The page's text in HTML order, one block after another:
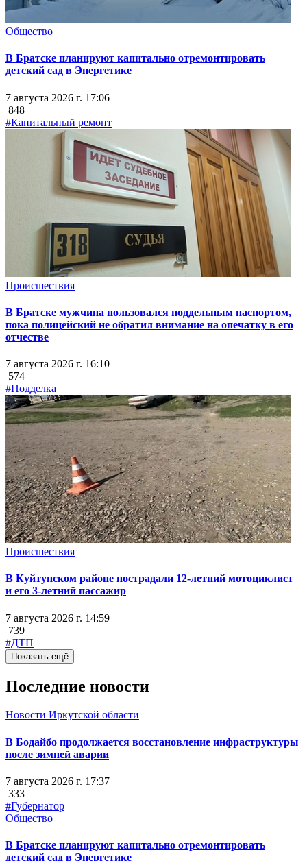
Общество
В Братске планируют капитально отремонтировать
детский сад в Энергетике
7 августа 2026 г. 17:06
848
#Капитальный ремонт
Происшествия
В Братске мужчина пользовался поддельным паспортом,
пока полицейский не обратил внимание на опечатку в его
отчестве
7 августа 2026 г. 16:10
574
#Подделка
Происшествия
В Куйтунском районе пострадали 12-летний мотоциклист
и его 3-летний пассажир
7 августа 2026 г. 14:59
739
#ДТП
Показать ещё
Последние новости
Новости Иркутской области
В Бодайбо продолжается восстановление инфраструктуры
после зимней аварии
7 августа 2026 г. 17:37
333
#Губернатор
Общество
В Братске планируют капитально отремонтировать
детский сад в Энергетике